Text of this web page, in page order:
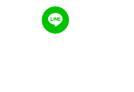
LINEで送る